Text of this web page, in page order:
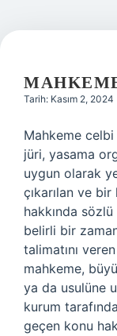
Tarih: Kasım 2, 2024
Mahkeme
jüri, yasama
uygun olarak
çıkarılan ve
hakkında
belirli bir
talimatını
mahkeme,
ya da usulüne
kurum
geçen konu